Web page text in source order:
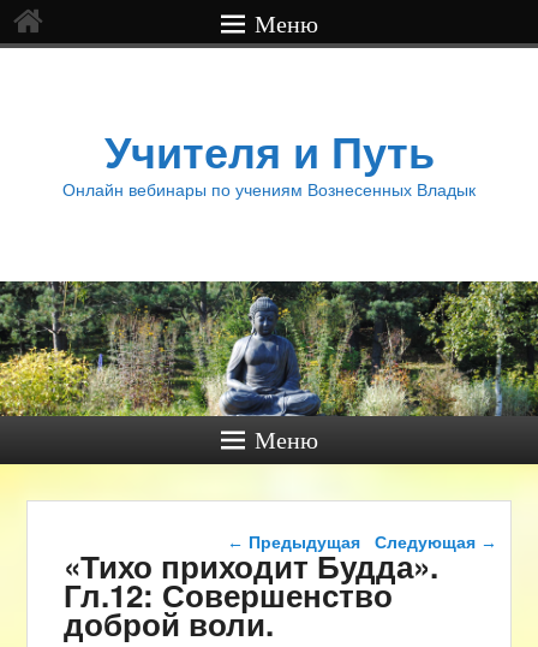
Меню
Учителя и Путь
Онлайн вебинары по учениям Вознесенных Владык
Меню
Навигация по записям
← Предыдущая Следующая →
«Тихо приходит Будда».
Гл.12: Совершенство
доброй воли.